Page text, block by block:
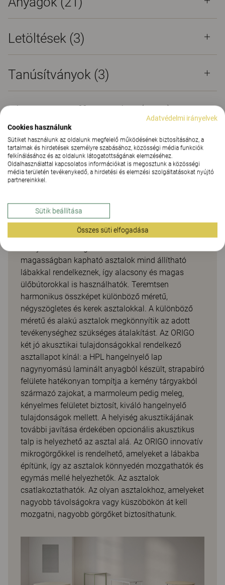
Letöltések (3)
Tanúsítványok (3)
The Better Effect Index (2,19)
Sokoldalú íróasztalok teljes
Az asztalok átfogó spektrumát kínáló ORIGO család
fókuszában az ergonómia, az akusztika és a
rugalmasság áll a fizikai munka és az iskolai
magasságban kapható asztalok mind állítható
lábakkal rendelkeznek, így alacsony és magas
ülőbútorokkal is használhatók. Teremtsen
harmonikus összképet különböző méretű,
négyszögletes és kerek asztalokkal. A különböző
méretű és alakú asztalok megkönnyítik az adott
tevékenységhez szükséges átalakítást. Az ORIGO
két jó akusztikai tulajdonságokkal rendelkező
asztallapot kínál: a HPL hangelnyelő lap
nagynyomású laminált anyagból készült, strapabíró
felülete hatékonyan tompítja a kemény tárgyakból
származó zajokat, a marmoleum pedig meleg,
kényelmes felületet biztosít, kiváló hangelnyelő
tulajdonságok mellett. A helyiség akusztikájának
további javítása érdekében opcionális akusztikus
talp is helyezhető az asztal alá. Az ORIGO innovatív
mikrogörgőkkel is rendelhető, amelyeket a lábakba
építünk, így az asztalok könnyedén mozgathatók és
egymás mellé helyezhetők. Az asztalok
csatlakoztathatók. Az olyan asztalokhoz, amelyeket
nagyobb távolságokra vagy küszöbökön át kell
mozgatni, nagyobb görgőket biztosíthatunk.
Adatvédelmi irányelvek
Cookies használunk
Sütiket használunk az oldalunk megfelelő működésének biztosításához, a
tartalmak és hirdetések személyre szabásához, közösségi média funkciók
felkínálásához és az oldalunk látogatottságának elemzéséhez.
Oldalhasználattal kapcsolatos információkat is megosztunk a közösségi
média területén tevékenykedő, a hirdetési és elemzési szolgáltatásokat nyújtó
partnereinkkel.
Sütik beállítása
Összes süti elfogadása